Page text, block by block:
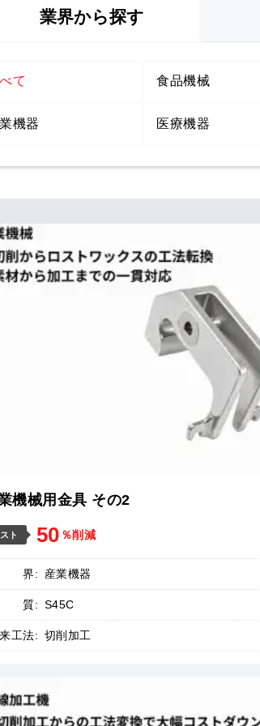
業界から探す
て 食品機械
機器 医療機器
機械用金具 その2
ト 50 ％削減
界: 産業機器
質: S45C
工法: 切削加工